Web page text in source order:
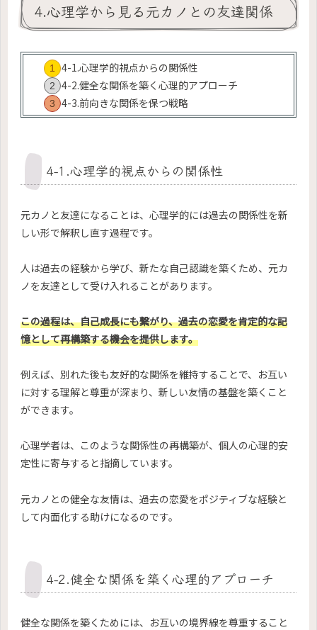
4.心理学から見る元カノとの友達関係
4-1.心理学的視点からの関係性
4-2.健全な関係を築く心理的アプローチ
4-3.前向きな関係を保つ戦略
4-1.心理学的視点からの関係性
元カノと友達になることは、心理学的には過去の関係性を新
しい形で解釈し直す過程です。
人は過去の経験から学び、新たな自己認識を築くため、元カ
ノを友達として受け入れることがあります。
この過程は、自己成長にも繋がり、過去の恋愛を肯定的な記
憶として再構築する機会を提供します。
例えば、別れた後も友好的な関係を維持することで、お互い
に対する理解と尊重が深まり、新しい友情の基盤を築くこと
ができます。
心理学者は、このような関係性の再構築が、個人の心理的安
定性に寄与すると指摘しています。
元カノとの健全な友情は、過去の恋愛をポジティブな経験と
して内面化する助けになるのです。
4-2.健全な関係を築く心理的アプローチ
健全な関係を築くためには、お互いの境界線を尊重すること